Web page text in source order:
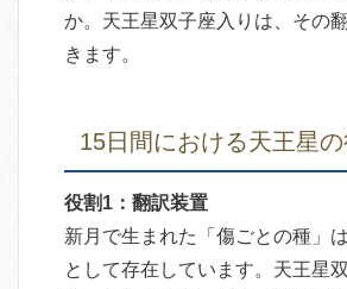
か。天王星双子座入りは、その
きます。
15日間における天王星の
役割1：翻訳装置
新月で生まれた「傷ごとの種」
として存在しています。天王星